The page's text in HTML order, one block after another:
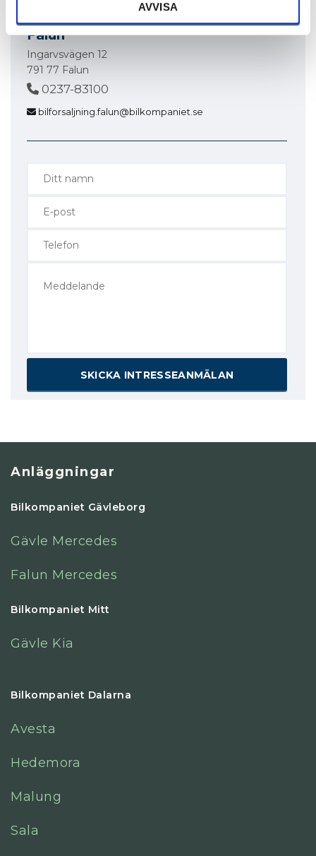
AVVISA
Falun
Ingarvsvägen 12
791 77 Falun
0237-83100
bilforsaljning.falun@bilkompaniet.se
Anläggningar
Bilkompaniet Gävleborg
Gävle Mercedes
Falun Mercedes
Bilkompaniet Mitt
Gävle Kia
Bilkompaniet Dalarna
Avesta
Hedemora
Malung
Sala